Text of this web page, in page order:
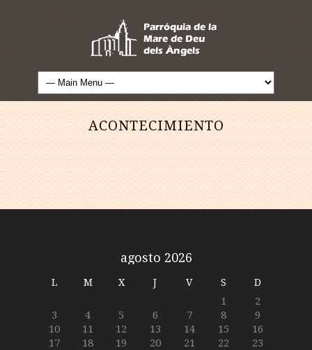
ACONTECIMIENTO
agosto 2026
L M X J V S D
1
2
3
4 5 6 7 8
9
10
11 12 13 14 15
16
17
18 19 20 21 22
23